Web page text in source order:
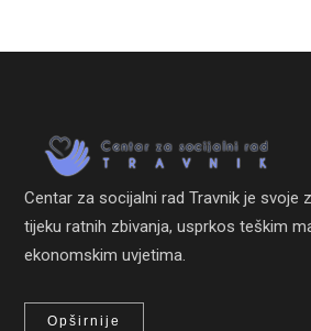
Centar za socijalni rad Travnik je svoje
tijeku ratnih zbivanja, usprkos teškim
ekonomskim uvjetima.
Opširnije